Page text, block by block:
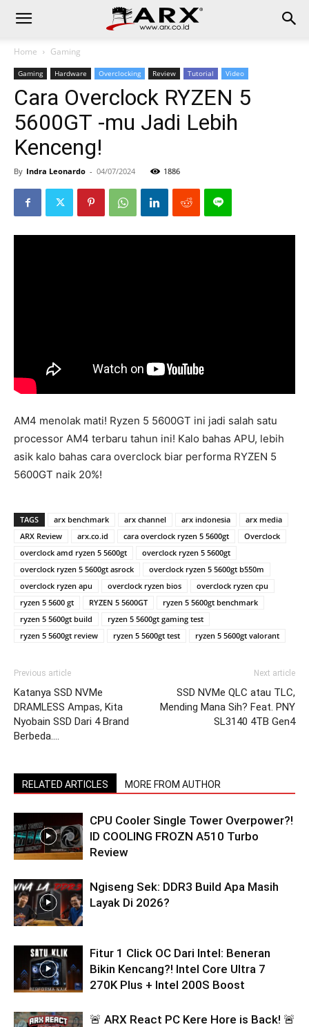
Home Gaming
Gaming Hardware Overclocking Review Tutorial Video
Cara Overclock RYZEN 5
5600GT -mu Jadi Lebih
Kenceng!
By Indra Leonardo - 04/07/2024 1886
AM4 menolak mati! Ryzen 5 5600GT ini jadi salah satu
processor AM4 terbaru tahun ini! Kalo bahas APU, lebih
asik kalo bahas cara overclock biar performa RYZEN 5
5600GT naik 20%!
TAGS arx benchmark arx channel arx indonesia
arx media
ARX Review
arx.co.id cara overclock ryzen 5 5600gt
Overclock
overclock amd ryzen 5 5600gt
overclock ryzen 5 5600gt
overclock ryzen 5 5600gt asrock
overclock ryzen 5 5600gt b550m
overclock ryzen apu
overclock ryzen bios
overclock ryzen cpu
ryzen 5 5600 gt
RYZEN 5 5600GT
ryzen 5 5600gt benchmark
ryzen 5 5600gt build
ryzen 5 5600gt gaming test
ryzen 5 5600gt review
ryzen 5 5600gt test ryzen 5 5600gt valorant
Previous article
Katanya SSD NVMe
DRAMLESS Ampas, Kita
Nyobain SSD Dari 4 Brand
Berbeda….
Next article
SSD NVMe QLC atau TLC,
Mending Mana Sih? Feat. PNY
SL3140 4TB Gen4
RELATED ARTICLES MORE FROM AUTHOR
CPU Cooler Single Tower Overpower?!
ID COOLING FROZN A510 Turbo
Review
Ngiseng Sek: DDR3 Build Apa Masih
Layak Di 2026?
Fitur 1 Click OC Dari Intel: Beneran
Bikin Kencang?! Intel Core Ultra 7
270K Plus + Intel 200S Boost
🚨 ARX React PC Kere Hore is Back! 🚨